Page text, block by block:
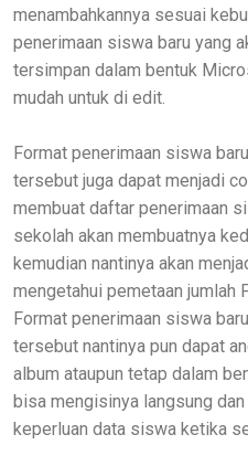
menambahkannya sesuai
penerimaan siswa baru yang
tersimpan dalam bentuk
mudah untuk di edit.
Format penerimaan siswa
tersebut juga dapat menjadi
membuat daftar penerimaan
sekolah akan membuatnya
kemudian nantinya akan
mengetahui pemetaan jumlah
Format penerimaan siswa
tersebut nantinya pun dapat
album ataupun tetap dalam
bisa mengisinya langsung
keperluan data siswa ketika